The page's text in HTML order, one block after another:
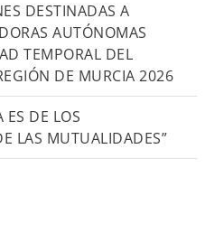
DESTINADAS A
AUTÓNOMAS
TEMPORAL DEL
DE MURCIA 2026
ES DE LOS
LAS MUTUALIDADES”